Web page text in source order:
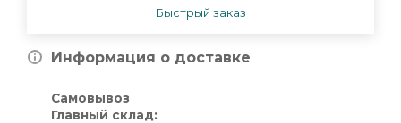
Быстрый заказ
Информация о доставке
Самовывоз
Главный склад: